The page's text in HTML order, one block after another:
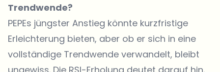
Trendwende?
PEPEs jüngster Anstieg könnte kurzfristige
Erleichterung bieten, aber ob er sich in eine
vollständige Trendwende verwandelt, bleibt